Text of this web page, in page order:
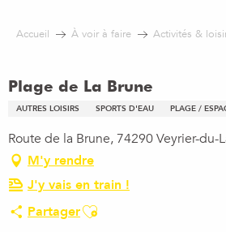
Accueil À voir à faire Activités &
Plage de La Brune
AUTRES LOISIRS SPORTS D'EAU PLAGE /
Route de la Brune, 74290 Veyrier-du-
M'y rendre
J'y vais en train !
PartagerAjouter aux favoris